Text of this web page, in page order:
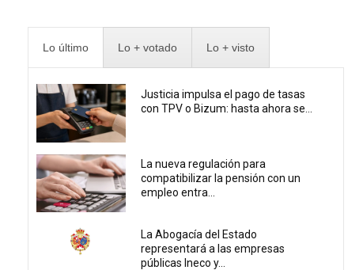
Lo último Lo + votado Lo + visto
Justicia impulsa el pago de tasas
con TPV o Bizum: hasta ahora se...
La nueva regulación para
compatibilizar la pensión con un
empleo entra...
La Abogacía del Estado
representará a las empresas
públicas Ineco y...